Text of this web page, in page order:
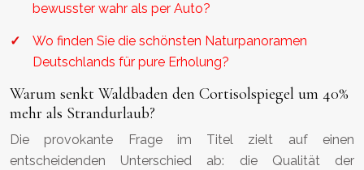
bewusster wahr als per Auto?
Wo finden Sie die schönsten Naturpanoramen
Deutschlands für pure Erholung?
Warum senkt Waldbaden den Cortisolspiegel um 40%
mehr als Strandurlaub?
Die provokante Frage im Titel zielt auf einen
entscheidenden Unterschied ab: die Qualität der